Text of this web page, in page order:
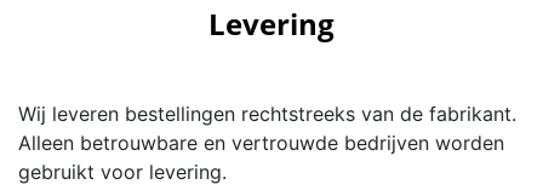
Levering
Wij leveren bestellingen rechtstreeks van de fabrikant.
Alleen betrouwbare en vertrouwde bedrijven worden
gebruikt voor levering.